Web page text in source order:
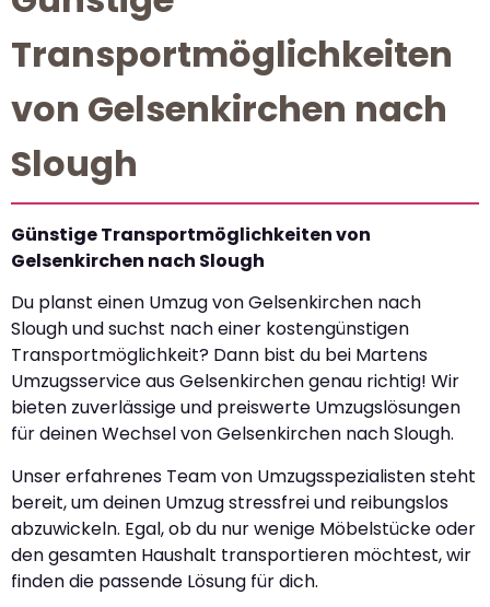
Transportmöglichkeiten
von Gelsenkirchen nach
Slough
Günstige Transportmöglichkeiten von
Gelsenkirchen nach Slough
Du planst einen Umzug von Gelsenkirchen nach
Slough und suchst nach einer kostengünstigen
Transportmöglichkeit? Dann bist du bei Martens
Umzugsservice aus Gelsenkirchen genau richtig! Wir
bieten zuverlässige und preiswerte Umzugslösungen
für deinen Wechsel von Gelsenkirchen nach Slough.
Unser erfahrenes Team von Umzugsspezialisten steht
bereit, um deinen Umzug stressfrei und reibungslos
abzuwickeln. Egal, ob du nur wenige Möbelstücke oder
den gesamten Haushalt transportieren möchtest, wir
finden die passende Lösung für dich.